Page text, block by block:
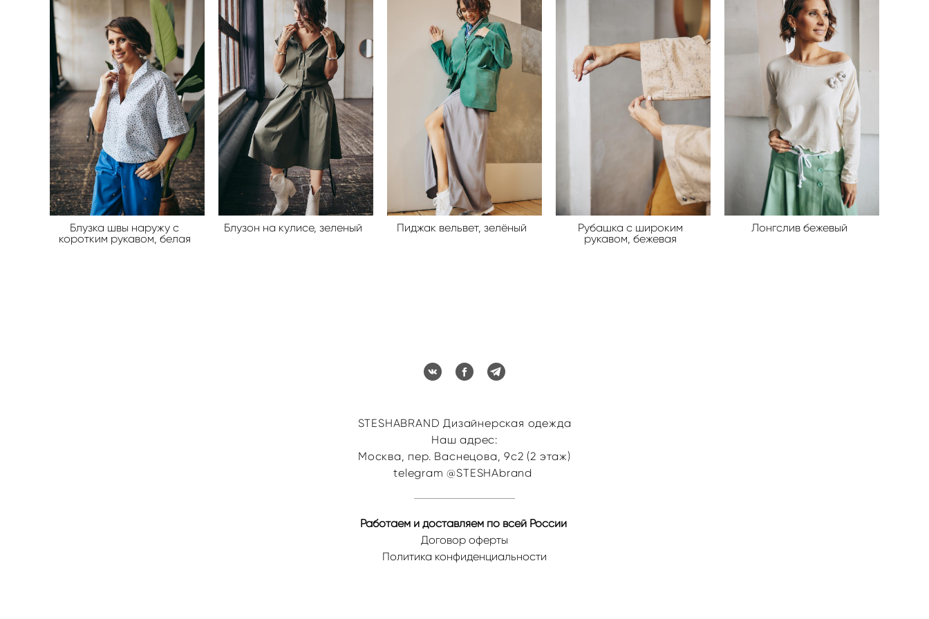
Блузка швы наружу с
коротким рукавом, белая
Блузон на кулисе, зеленый Пиджак вельвет, зелёный
Рубашка с широким
рукавом, бежевая
Лонгслив бежевый
STESHABRAND Дизайнерская одежда
Наш адрес:
Москва, пер. Васнецова, 9с2 (2 этаж)
telegram @STESHAbrand
Работаем и доставляем по всей России
Договор оферты
Политика конфиденциальности